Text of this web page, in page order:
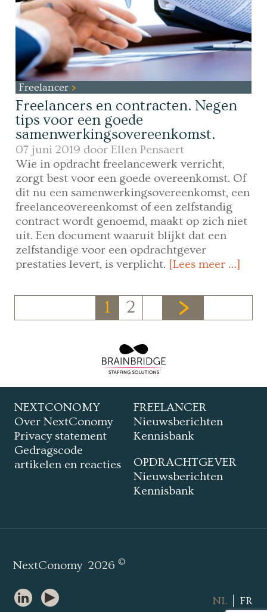
Freelancer
Freelancers en contracten. Negen
tips voor een goede
samenwerkingsovereenkomst.
07 juni 2019 doorEllen Pensaert
Wie in opdracht freelancewerk verricht,
zorgt best voor een goede overeenkomst. Of
dit nu een samenwerkingsovereenkomst, een
freelanceovereenkomst of een zelfstandig
contract wordt genoemd, maakt op zich niet
uit. Een document waaruit blijkt dat een
zelfstandige voor een opdrachtgever
prestaties levert, is verplicht. [Lees meer …]
1 2
NEXTCONOMY
Over NextConomy
Privacy statement
Gedragscode
artikelen en reacties
FREELANCER
Nieuwsberichten
Kennisbank
OPDRACHTGEVER
Nieuwsberichten
Kennisbank
NextConomy 2026©
NL FR